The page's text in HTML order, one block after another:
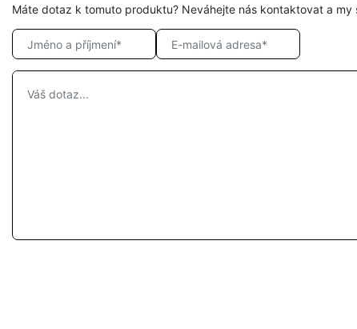
Máte dotaz k tomuto produktu? Neváhejte nás kontaktovat a my